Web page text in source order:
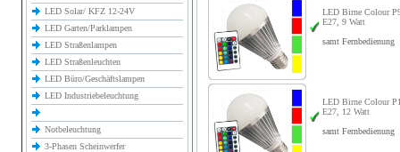
LED Solar/ KFZ 12-24V
LED Garten/Parklampen
LED Straßenlampen
LED Straßenleuchten
LED Büro/Geschäftslampen
LED Industriebeleuchtung
Notbeleuchtung
3-Phasen Scheinwerfer
LED Birne Colour
E27, 9 Watt
samt Fernbedienung
LED Birne Colour
E27, 12 Watt
samt Fernbedienung